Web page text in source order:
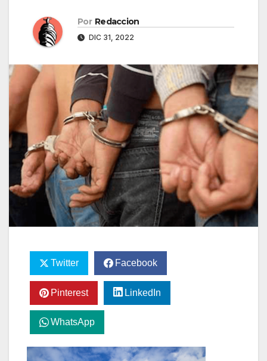
Por Redaccion
DIC 31, 2022
Twitter Facebook
Pinterest LinkedIn
WhatsApp